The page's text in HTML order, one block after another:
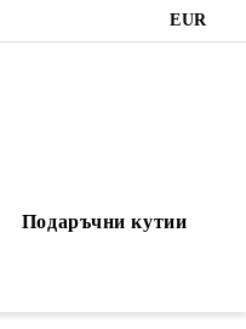
EUR
Подаръчни кутии